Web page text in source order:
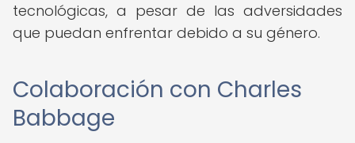
tecnológicas, a pesar de las adversidades
que puedan enfrentar debido a su género.
Colaboración con Charles
Babbage